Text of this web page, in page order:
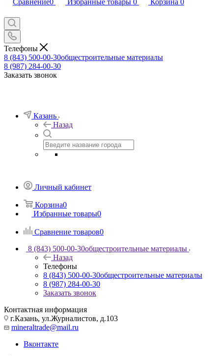
Сравнение0 Избранные товары 0 Корзина 0
Телефоны
8 (843) 500-00-30общестроительные материалы
8 (987) 284-00-30
Заказать звонок
Казань
Назад
Личный кабинет
Корзина0
Избранные товары0
Сравнение товаров0
8 (843) 500-00-30общестроительные материалы
Назад
Телефоны
8 (843) 500-00-30общестроительные материалы
8 (987) 284-00-30
Заказать звонок
Контактная информация
г.Казань, ул.Журналистов, д.103
mineraltrade@mail.ru
Вконтакте